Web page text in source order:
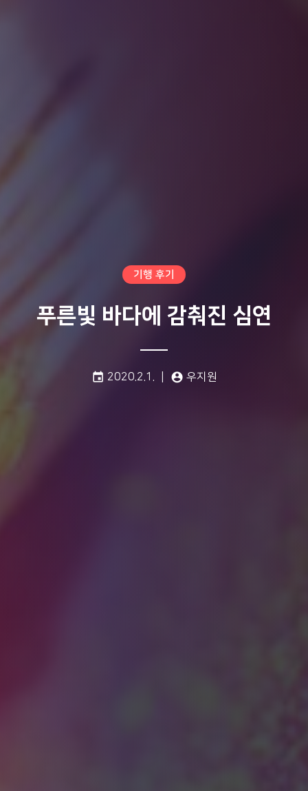
기행 후기
푸른빛 바다에 감춰진 심연
event 게시일:
2020.2.1. account_circle 글쓴이:
우지원